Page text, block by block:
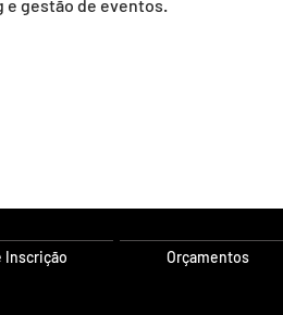
gestão de eventos.
Inscrição Orçamentos